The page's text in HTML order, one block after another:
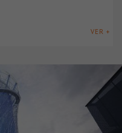
VER +